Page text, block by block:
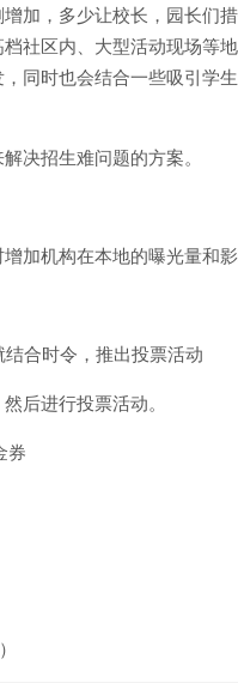
加，多少让校长，园长们
社区内、大型活动现场等
同时也会结合一些吸引学
决招生难问题的方案。
加机构在本地的曝光量和
合时令，推出投票活动
后进行投票活动。
券